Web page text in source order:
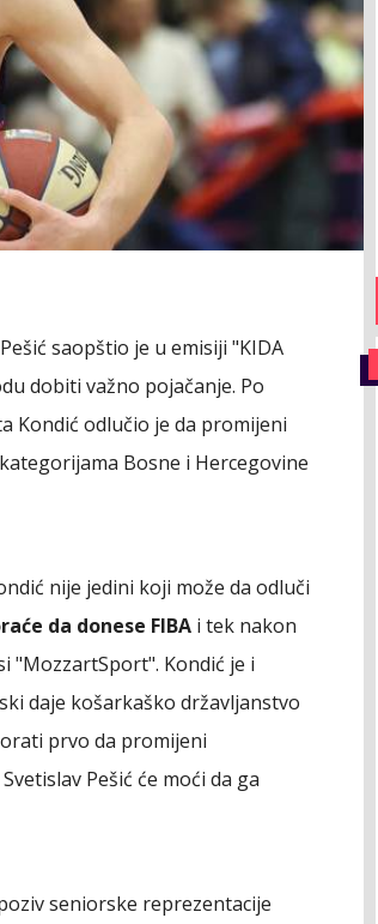
saopštio je u emisiji "KIDA
dobiti važno pojačanje. Po
Kondić odlučio je da promijeni
Bosne i Hercegovine
nije jedini koji može da odluči
da donese FIBA i tek nakon
"MozzartSport". Kondić je i
daje košarkaško državljanstvo
prvo da promijeni
Pešić će moći da ga
seniorske reprezentacije